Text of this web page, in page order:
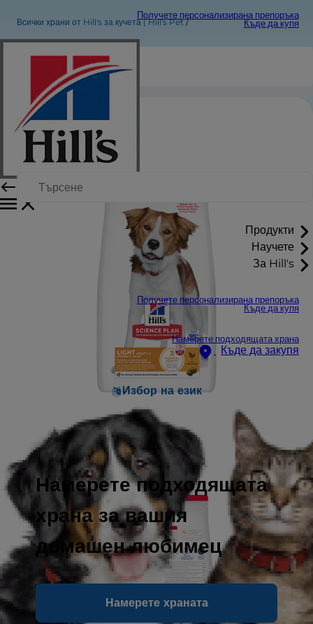
Получете персонализирана препоръка
Къде да купя
Продукти
Научете
За Hill's
Получете персонализирана препоръка
Къде да купя
Намерете подходящата храна
Къде да закупя
Избор на език
Намерете подходящата
храна за вашия
домашен любимец
Намерете храната
Всички храни от Hill's за кучета | Hill's Pet